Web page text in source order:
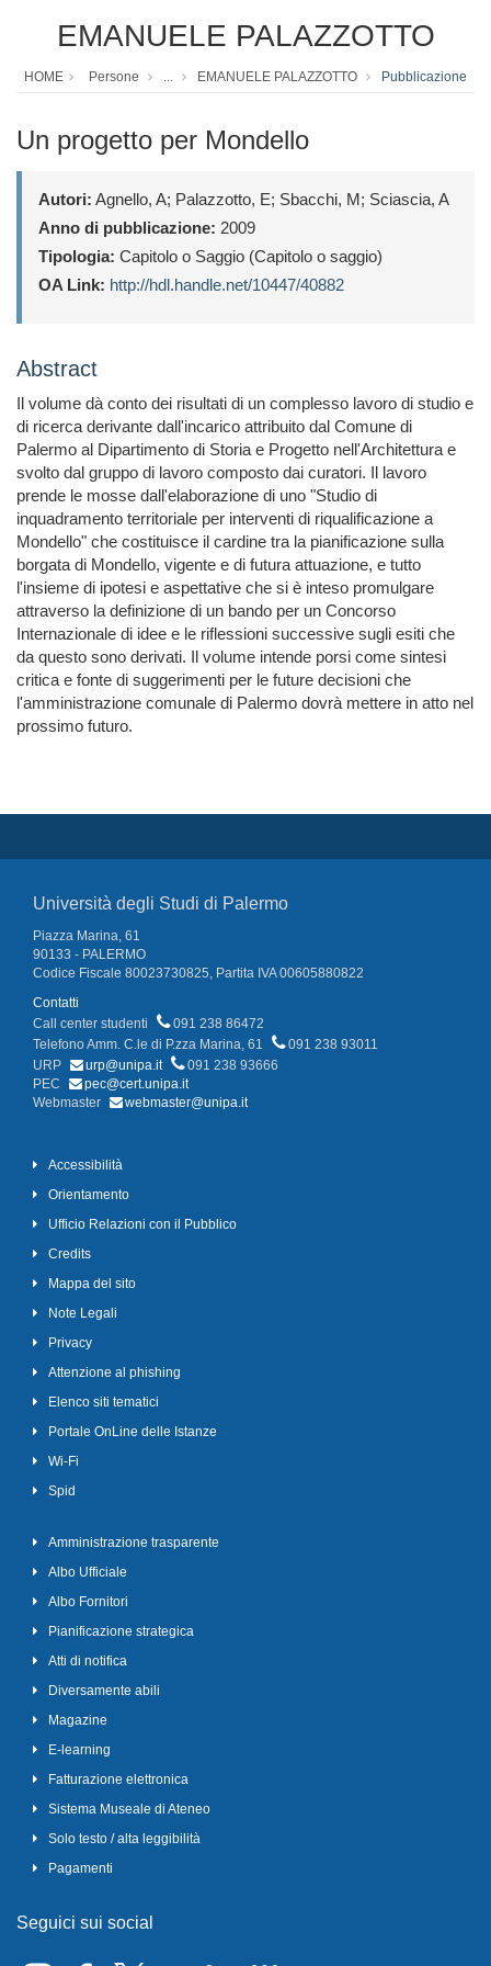
EMANUELE PALAZZOTTO
HOME Persone ... EMANUELE PALAZZOTTO Pubblicazione
Un progetto per Mondello
Autori: Agnello, A; Palazzotto, E; Sbacchi, M; Sciascia, A
Anno di pubblicazione: 2009
Tipologia: Capitolo o Saggio (Capitolo o saggio)
OA Link: http://hdl.handle.net/10447/40882
Abstract
Il volume dà conto dei risultati di un complesso lavoro di studio e
di ricerca derivante dall'incarico attribuito dal Comune di
Palermo al Dipartimento di Storia e Progetto nell'Architettura e
svolto dal gruppo di lavoro composto dai curatori. Il lavoro
prende le mosse dall'elaborazione di uno "Studio di
inquadramento territoriale per interventi di riqualificazione a
Mondello" che costituisce il cardine tra la pianificazione sulla
borgata di Mondello, vigente e di futura attuazione, e tutto
l'insieme di ipotesi e aspettative che si è inteso promulgare
attraverso la definizione di un bando per un Concorso
Internazionale di idee e le riflessioni successive sugli esiti che
da questo sono derivati. Il volume intende porsi come sintesi
critica e fonte di suggerimenti per le future decisioni che
l'amministrazione comunale di Palermo dovrà mettere in atto nel
prossimo futuro.
Università degli Studi di Palermo
Piazza Marina, 61
90133 - PALERMO
Codice Fiscale 80023730825, Partita IVA 00605880822
Contatti
Call center studenti
091 238 86472
Telefono Amm. C.le di P.zza Marina, 61
091 238 93011
URP
urp@unipa.it
091 238 93666
PEC
pec@cert.unipa.it
Webmaster
webmaster@unipa.it
Accessibilità
Orientamento
Ufficio Relazioni con il Pubblico
Credits
Mappa del sito
Note Legali
Privacy
Attenzione al phishing
Elenco siti tematici
Portale OnLine delle Istanze
Wi-Fi
Spid
Amministrazione trasparente
Albo Ufficiale
Albo Fornitori
Pianificazione strategica
Atti di notifica
Diversamente abili
Magazine
E-learning
Fatturazione elettronica
Sistema Museale di Ateneo
Solo testo / alta leggibilità
Pagamenti
Seguici sui social